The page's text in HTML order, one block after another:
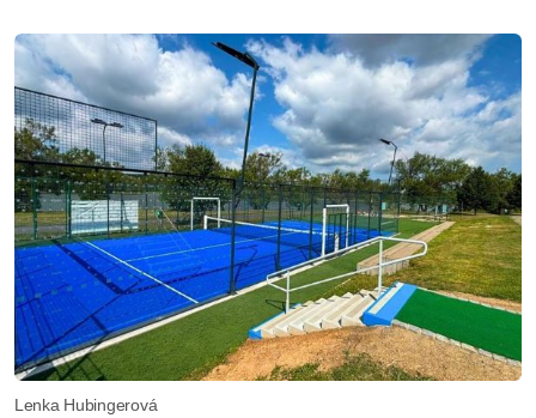
Lenka Hubingerová